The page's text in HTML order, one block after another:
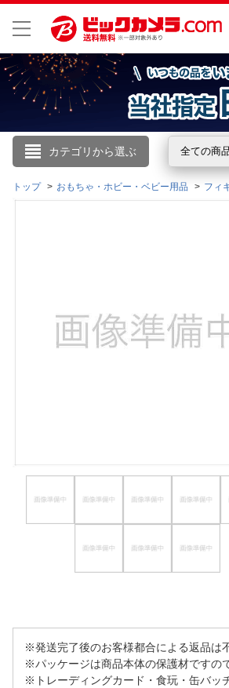
カテゴリから選ぶ 全ての商
こんにちは
ログイン
閲覧履歴
トップ おもちゃ・ホビー・ベビー用品 フィ
※発送完了後のお客様都合による返品は
※パッケージは商品本体の保護材ですの
※トレーディングカード・食玩・缶バッ